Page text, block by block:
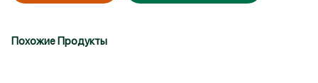
Похожие Продукты